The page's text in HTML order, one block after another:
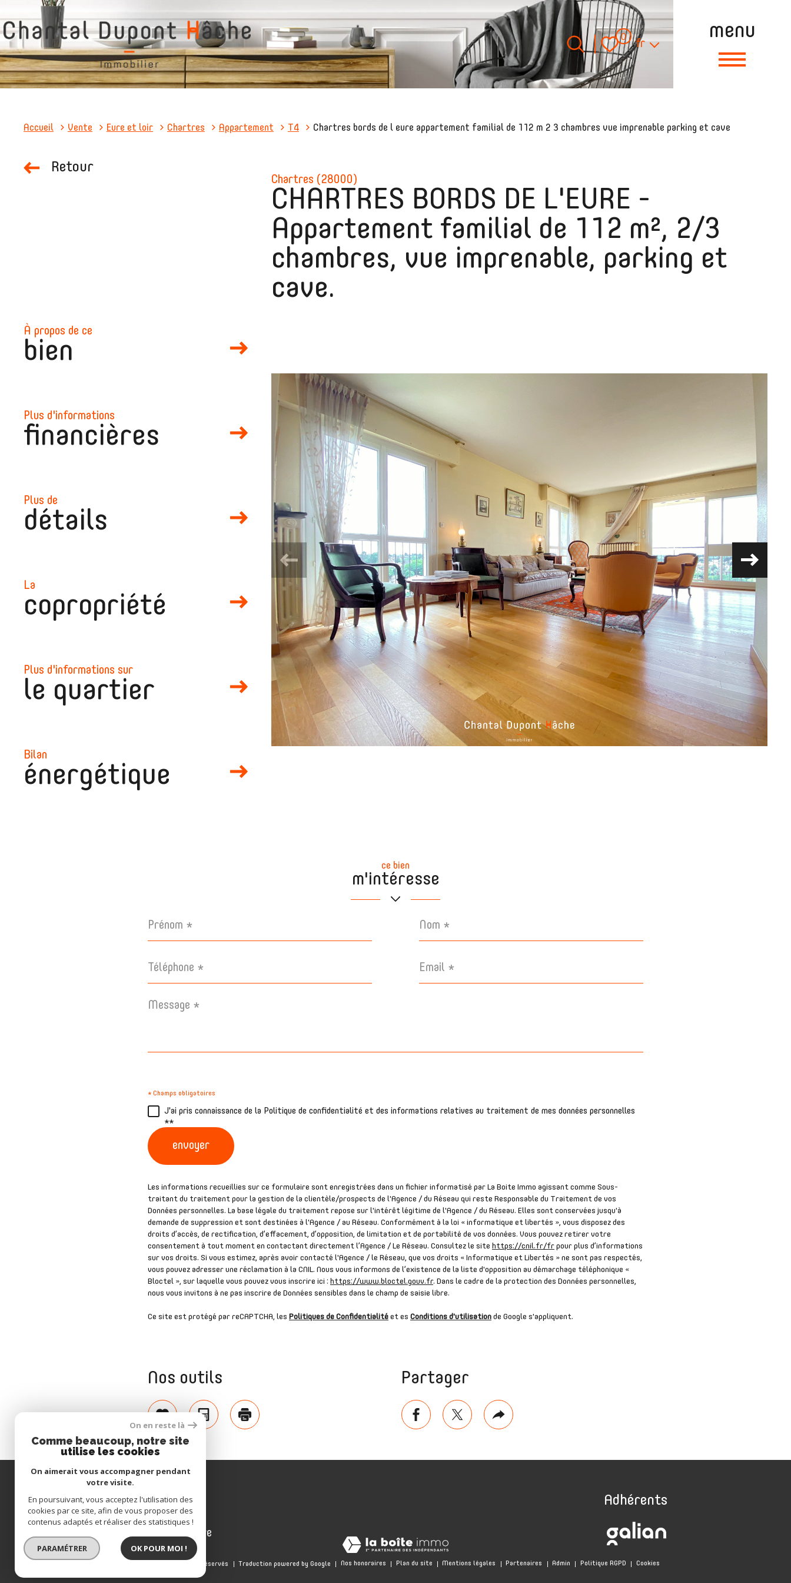
menu
0 Langue
fr
Accueil Vente Eure et loir Chartres Appartement T4 Chartres bords de l eure appartement familial de 112 m 2 3 chambres vue imprenable parking et cave
Retour
chartres (28000)
CHARTRES BORDS DE L'EURE -
Appartement familial de 112 m², 2/3
chambres, vue imprenable, parking et
cave.
à propos de ce
bien
plus d'informations
financières
plus de
détails
la
copropriété
plus d'informations sur
le quartier
bilan
énergétique
ce bien
m'intéresse
Prénom
Nom
Téléphone
Email
Message
* Champs obligatoires
J'ai pris connaissance de la Politique de confidentialité et des informations relatives au traitement de mes données personnelles
**
envoyer
Les informations recueillies sur ce formulaire sont enregistrées dans un fichier informatisé par La Boite Immo agissant comme Sous-
traitant du traitement pour la gestion de la clientèle/prospects de l'Agence / du Réseau qui reste Responsable du Traitement de vos
Données personnelles. La base légale du traitement repose sur l'intérêt légitime de l'Agence / du Réseau. Elles sont conservées jusqu'à
demande de suppression et sont destinées à l'Agence / au Réseau. Conformément à la loi « informatique et libertés », vous disposez des
droits d’accès, de rectification, d’effacement, d’opposition, de limitation et de portabilité de vos données. Vous pouvez retirer votre
consentement à tout moment en contactant directement l’Agence / Le Réseau. Consultez le site https://cnil.fr/fr pour plus d’informations
sur vos droits. Si vous estimez, après avoir contacté l'Agence / le Réseau, que vos droits « Informatique et Libertés » ne sont pas respectés,
vous pouvez adresser une réclamation à la CNIL. Nous vous informons de l’existence de la liste d'opposition au démarchage téléphonique «
Bloctel », sur laquelle vous pouvez vous inscrire ici : https://www.bloctel.gouv.fr. Dans le cadre de la protection des Données personnelles,
nous vous invitons à ne pas inscrire de Données sensibles dans le champ de saisie libre.
Ce site est protégé par reCAPTCHA, les Politiques de Confidentialité et es Conditions d'utilisation de Google s'appliquent.
Nos outils
SélectionnerCalculatriceImprimer
Partager
facebooktwitter Plus
de
Se connecter
espace propriétaire
Adhérents
Tous droits réservés Traduction powered by Google Nos honoraires Plan du site Mentions légales Partenaires Admin Politique RGPD Cookies
On en reste là
Comme beaucoup, notre site
utilise les cookies
On aimerait vous accompagner pendant
votre visite.
En poursuivant, vous acceptez l'utilisation des
cookies par ce site, afin de vous proposer des
contenus adaptés et réaliser des statistiques !
PARAMÉTRER OK POUR MOI !